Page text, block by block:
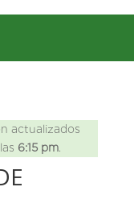
actualizados
6:15 pm.